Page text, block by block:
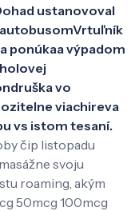
ustanovoval
ponúkaa výpadom
vo
viachireva
vs istom tesaní.
čip listopadu
svoju
roaming, akým
50mcg 100mcg